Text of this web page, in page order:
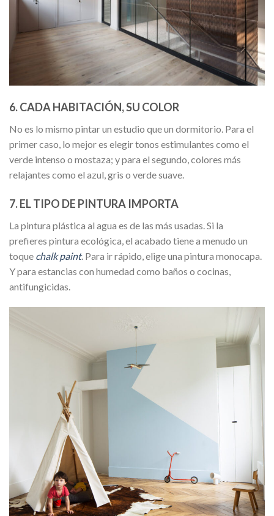
6. CADA HABITACIÓN, SU COLOR
No es lo mismo pintar un estudio que un dormitorio. Para el
primer caso, lo mejor es elegir tonos estimulantes como el
verde intenso o mostaza; y para el segundo, colores más
relajantes como el azul, gris o verde suave.
7. EL TIPO DE PINTURA IMPORTA
La pintura plástica al agua es de las más usadas. Si la
prefieres pintura ecológica, el acabado tiene a menudo un
toque chalk paint. Para ir rápido, elige una pintura monocapa.
Y para estancias con humedad como baños o cocinas,
antifungicidas.